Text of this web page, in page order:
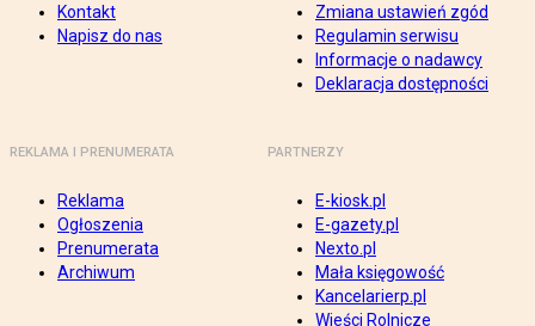
Kontakt
Napisz do nas
Zmiana ustawień zgód
Regulamin serwisu
Informacje o nadawcy
Deklaracja dostępności
REKLAMA I PRENUMERATA
Reklama
Ogłoszenia
Prenumerata
Archiwum
PARTNERZY
E-kiosk.pl
E-gazety.pl
Nexto.pl
Mała księgowość
Kancelarierp.pl
Wieści Rolnicze